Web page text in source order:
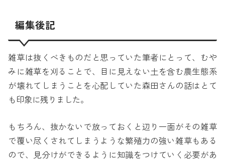
編集後記
雑草は抜くべきものだと思っていた筆者にとって、むや
みに雑草を刈ることで、目に見えない土を含む農生態系
が壊れてしまうことを心配していた森田さんの話はとて
も印象に残りました。
もちろん、抜かないで放っておくと辺り一面がその雑草
で覆い尽くされてしまうような繁殖力の強い雑草もある
ので、見分けができるように知識をつけていく必要があ